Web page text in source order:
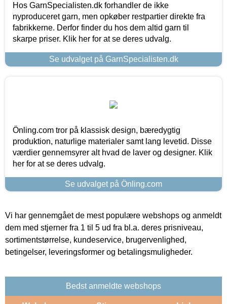
Hos GarnSpecialisten.dk forhandler de ikke
nyproduceret garn, men opkøber restpartier direkte fra
fabrikkerne. Derfor finder du hos dem altid garn til
skarpe priser. Klik her for at se deres udvalg.
Se udvalget på GarnSpecialisten.dk
Önling.com tror på klassisk design, bæredygtig
produktion, naturlige materialer samt lang levetid. Disse
værdier gennemsyrer alt hvad de laver og designer. Klik
her for at se deres udvalg.
Se udvalget på Önling.com
Vi har gennemgået de mest populære webshops og anmeldt
dem med stjerner fra 1 til 5 ud fra bl.a. deres prisniveau,
sortimentstørrelse, kundeservice, brugervenlighed,
betingelser, leveringsformer og betalingsmuligheder.
Bedst anmeldte webshops